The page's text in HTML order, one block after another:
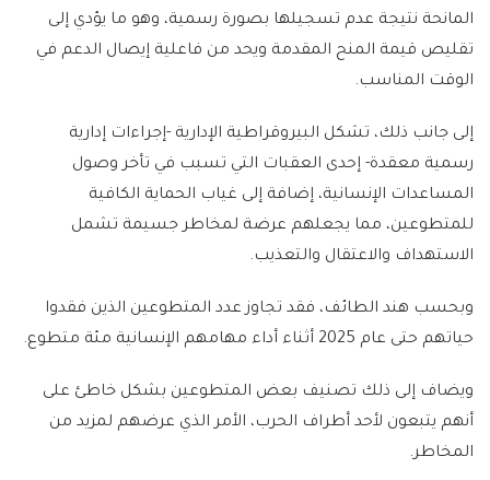
المانحة نتيجة عدم تسجيلها بصورة رسمية، وهو ما يؤدي إلى
تقليص قيمة المنح المقدمة ويحد من فاعلية إيصال الدعم في
الوقت المناسب.
إلى جانب ذلك، تشكل البيروقراطية الإدارية -إجراءات إدارية
رسمية معقدة- إحدى العقبات التي تسبب في تأخر وصول
المساعدات الإنسانية، إضافة إلى غياب الحماية الكافية
للمتطوعين، مما يجعلهم عرضة لمخاطر جسيمة تشمل
الاستهداف والاعتقال والتعذيب.
وبحسب هند الطائف، فقد تجاوز عدد المتطوعين الذين فقدوا
حياتهم حتى عام 2025 أثناء أداء مهامهم الإنسانية مئة متطوع.
ويضاف إلى ذلك تصنيف بعض المتطوعين بشكل خاطئ على
أنهم يتبعون لأحد أطراف الحرب، الأمر الذي عرضهم لمزيد من
المخاطر.